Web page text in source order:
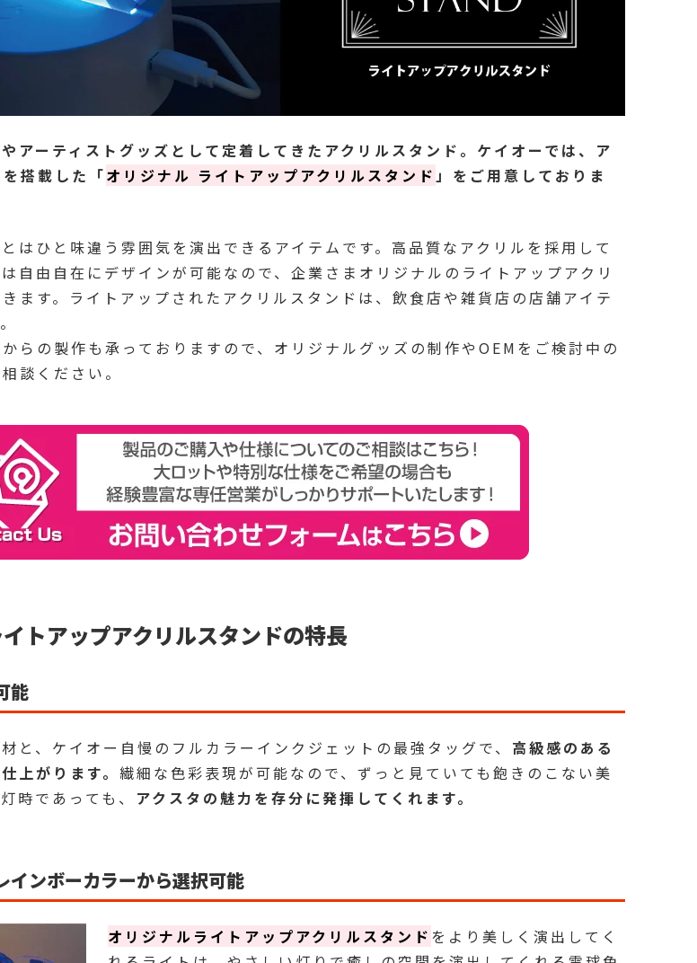
アーティストグッズとして定着してきたアクリルスタンド。ケイオーでは、ア
搭載した「オリジナル ライトアップアクリルスタンド」をご用意しておりま
はひと味違う雰囲気を演出できるアイテムです。高品質なアクリルを採用して
自由自在にデザインが可能なので、企業さまオリジナルのライトアップアクリ
ます。ライトアップされたアクリルスタンドは、飲食店や雑貨店の店舗アイテ
らの製作も承っておりますので、オリジナルグッズの制作やOEMをご検討中の
談ください。
トアップアクリルスタンドの特長
能
と、ケイオー自慢のフルカラーインクジェットの最強タッグで、 高級感のある
上がります。 繊細な色彩表現が可能なので、ずっと見ていても飽きのこない美
時であっても、 アクスタの魅力を存分に発揮してくれます。
インボーカラーから選択可能
オリジナルライトアップアクリルスタンド をより美しく演出してく